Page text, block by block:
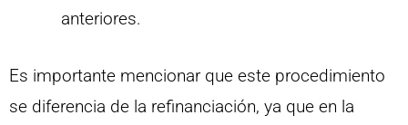
anteriores.
Es importante mencionar que este procedimiento
se diferencia de la refinanciación, ya que en la